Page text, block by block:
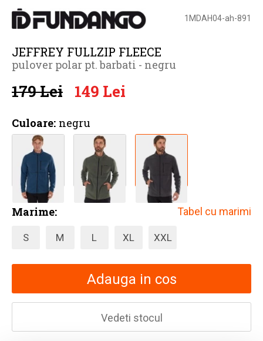
1MDAH04-ah-891
JEFFREY FULLZIP FLEECE
pulover polar pt. barbati - negru
179 Lei 149 Lei
Culoare: negru
Marime: Tabel cu marimi
S M L XL XXL
Adauga in cos
Vedeti stocul